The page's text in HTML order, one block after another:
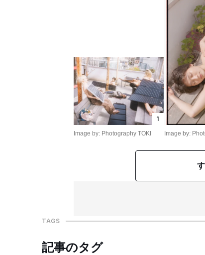
1
Image by: Photography TOKI Image by:
TAGS
記事のタグ